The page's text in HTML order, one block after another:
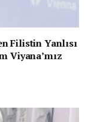
Filistin Yanlısı
Viyana’mız